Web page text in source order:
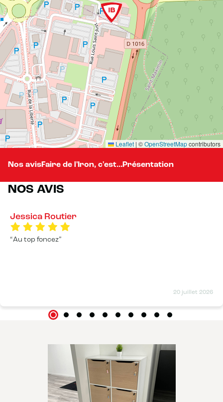
Leaflet | ©OpenStreetMapcontributors
Nos avisFaire de l'Iron, c'est...Présentation
NOS AVIS
Jessica Routier
20 juillet 2026
Au top foncez